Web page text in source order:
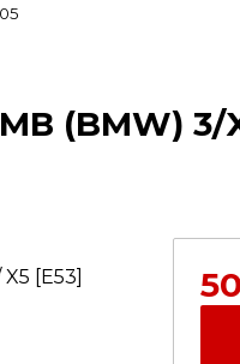
(BMW) 3/
[E53]